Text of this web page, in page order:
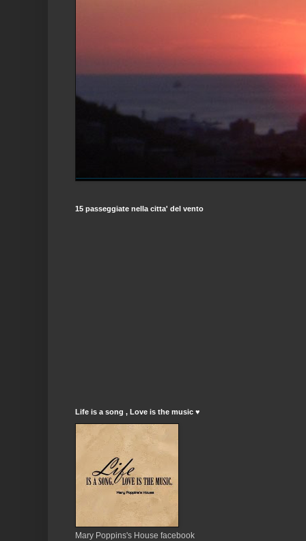
15 passeggiate nella citta' del vento
Life is a song , Love is the music ♥
Mary Poppins's House facebook